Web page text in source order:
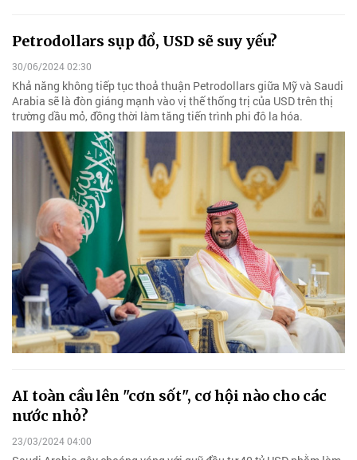
Petrodollars sụp đổ, USD sẽ suy yếu?
30/06/2024 02:30
Khả năng không tiếp tục thoả thuận Petrodollars giữa Mỹ và Saudi
Arabia sẽ là đòn giáng mạnh vào vị thế thống trị của USD trên thị
trường dầu mỏ, đồng thời làm tăng tiến trình phi đô la hóa.
AI toàn cầu lên "cơn sốt", cơ hội nào cho các
nước nhỏ?
23/03/2024 04:00